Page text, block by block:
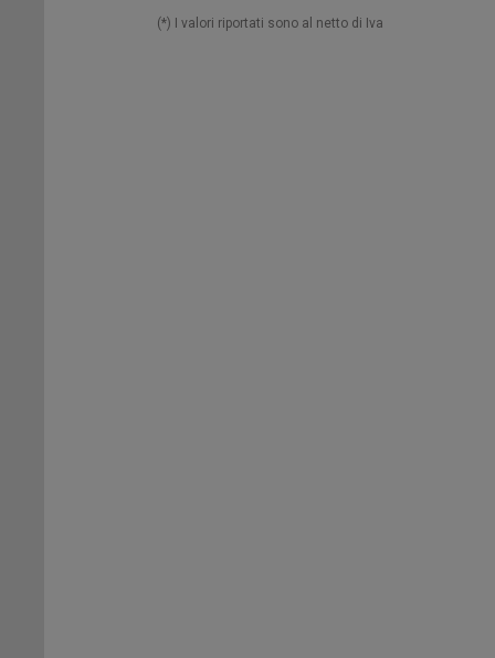
(*) I valori riportati sono al netto di Iva